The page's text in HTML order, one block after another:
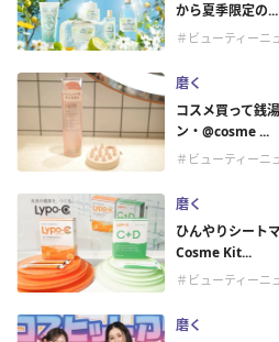
から夏季限定の...
＃ビューティーニ
磨く
コスメ買って銭
ン・@cosme ...
＃ビューティーニ
磨く
ひんやりシート
Cosme Kit...
＃ビューティーニ
磨く